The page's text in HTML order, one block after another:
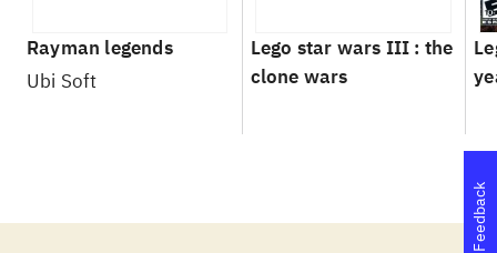
Rayman legends
Ubi Soft
Lego star wars III : the
clone wars
Feedback